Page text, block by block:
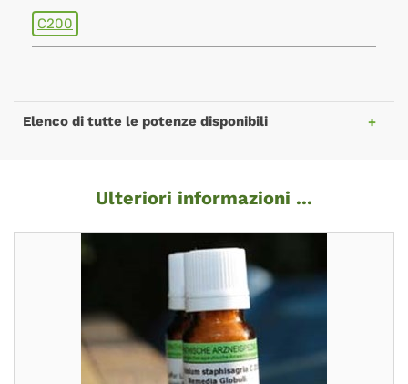
C200
Elenco di tutte le potenze disponibili
Ulteriori informazioni ...